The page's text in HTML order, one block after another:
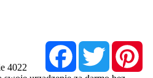
FacebookTwitter
4022